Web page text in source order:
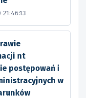
nt
postępowań i
w